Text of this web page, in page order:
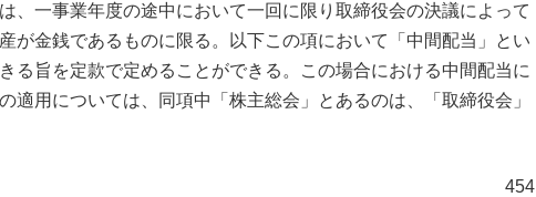
、一事業年度の途中において一回に限り取締役会の決議によって
が金銭であるものに限る。以下この項において「中間配当」とい
る旨を定款で定めることができる。この場合における中間配当に
適用については、同項中「株主総会」とあるのは、「取締役会」
454